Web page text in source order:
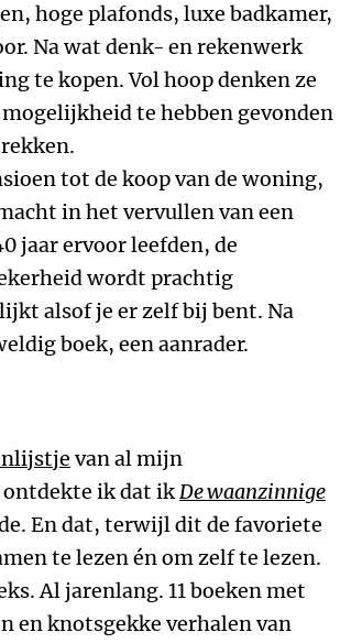
hoge plafonds, luxe badkamer,
Na wat denk- en rekenwerk
te kopen. Vol hoop denken ze
te hebben gevonden
tot de koop van de woning,
in het vervullen van een
jaar ervoor leefden, de
wordt prachtig
alsof je er zelf bij bent. Na
boek, een aanrader.
van al mijn
ik dat ikDe waanzinnige
En dat, terwijl dit de favoriete
te lezen én om zelf te lezen.
Al jarenlang. 11 boeken met
en knotsgekke verhalen van